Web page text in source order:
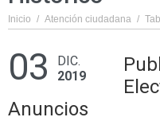
Inicio / Atención ciudadana /
03
DIC.
2019
Anuncios